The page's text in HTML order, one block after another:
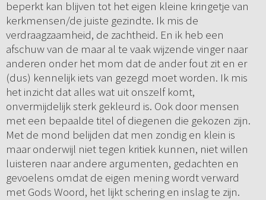
beperkt kan blijven tot het eigen kleine kringetje van
kerkmensen/de juiste gezindte. Ik mis de
verdraagzaamheid, de zachtheid. En ik heb een
afschuw van de maar al te vaak wijzende vinger naar
anderen onder het mom dat de ander fout zit en er
(dus) kennelijk iets van gezegd moet worden. Ik mis
het inzicht dat alles wat uit onszelf komt,
onvermijdelijk sterk gekleurd is. Ook door mensen
met een bepaalde titel of diegenen die gekozen zijn.
Met de mond belijden dat men zondig en klein is
maar onderwijl niet tegen kritiek kunnen, niet willen
luisteren naar andere argumenten, gedachten en
gevoelens omdat de eigen mening wordt verward
met Gods Woord, het lijkt schering en inslag te zijn.